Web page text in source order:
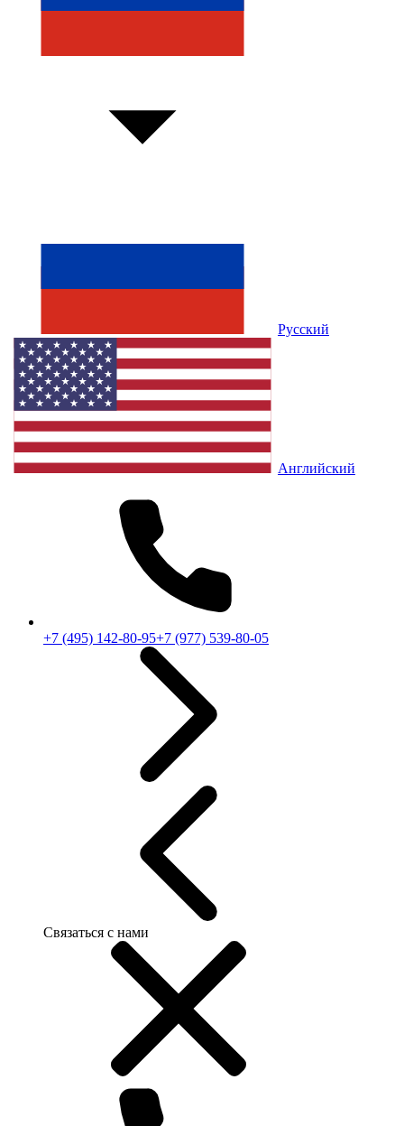
Русский
Английский
+7 (495) 142-80-95+7 (977) 539-80-05
Связаться с нами